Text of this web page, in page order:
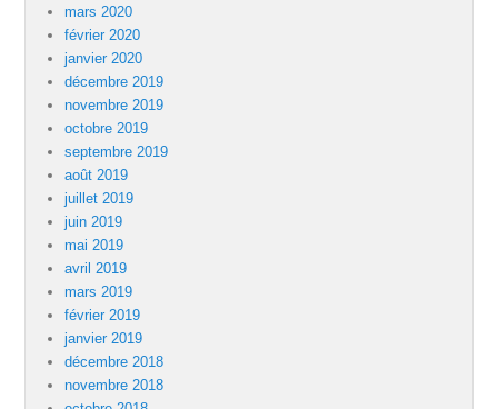
mars 2020
février 2020
janvier 2020
décembre 2019
novembre 2019
octobre 2019
septembre 2019
août 2019
juillet 2019
juin 2019
mai 2019
avril 2019
mars 2019
février 2019
janvier 2019
décembre 2018
novembre 2018